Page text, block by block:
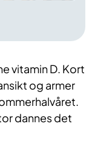
vitamin D. Kort
og armer
dannes det